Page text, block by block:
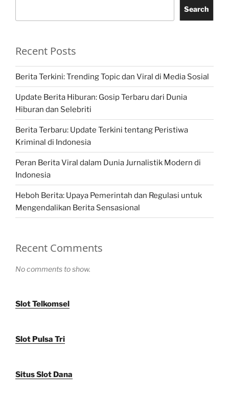
Search
Recent Posts
Berita Terkini: Trending Topic dan Viral di Media Sosial
Update Berita Hiburan: Gosip Terbaru dari Dunia
Hiburan dan Selebriti
Berita Terbaru: Update Terkini tentang Peristiwa
Kriminal di Indonesia
Peran Berita Viral dalam Dunia Jurnalistik Modern di
Indonesia
Heboh Berita: Upaya Pemerintah dan Regulasi untuk
Mengendalikan Berita Sensasional
Recent Comments
No comments to show.
Slot Telkomsel
Slot Pulsa Tri
Situs Slot Dana